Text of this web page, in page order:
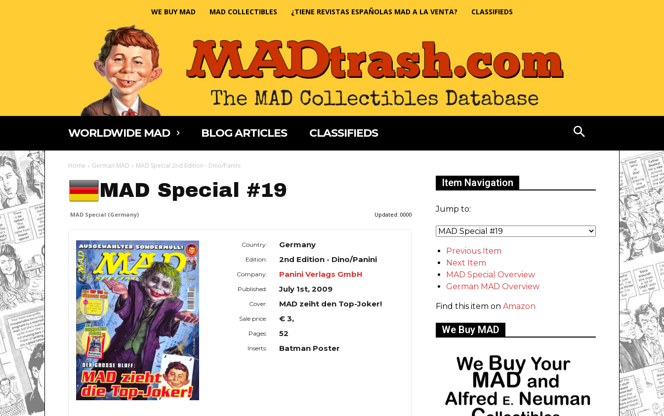
WE BUY MAD MAD COLLECTIBLES ¿TIENE REVISTAS ESPAÑOLAS MAD A LA VENTA? CLASSIFIEDS
WORLDWIDE MAD BLOG ARTICLES CLASSIFIEDS
Home German MAD MAD Special 2nd Edition - Dino/Panini
MAD Special #19
MAD Special (Germany) Updated: 0000
Country: Germany
Edition: 2nd Edition - Dino/Panini
Company: Panini Verlags GmbH
Published: July 1st, 2009
Cover: MAD zeiht den Top-Joker!
Sale price: € 3,
Pages: 52
Inserts: Batman Poster
Item Navigation
Jump to:
Previous Item
Next Item
MAD Special Overview
German MAD Overview
Find this item on Amazon
We Buy MAD